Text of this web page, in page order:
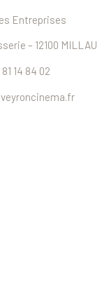
Entreprises
– 12100 MILLAU
14 84 02